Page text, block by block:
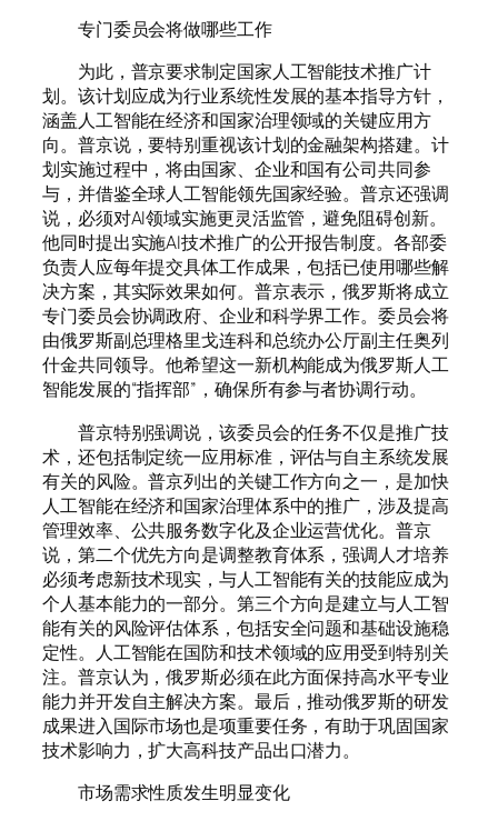
专门委员会将做哪些工作
为此，普京要求制定国家人工智能技术推广计
划。该计划应成为行业系统性发展的基本指导方针，
涵盖人工智能在经济和国家治理领域的关键应用方
向。普京说，要特别重视该计划的金融架构搭建。计
划实施过程中，将由国家、企业和国有公司共同参
与，并借鉴全球人工智能领先国家经验。普京还强调
说，必须对AI领域实施更灵活监管，避免阻碍创新。
他同时提出实施AI技术推广的公开报告制度。各部委
负责人应每年提交具体工作成果，包括已使用哪些解
决方案，其实际效果如何。普京表示，俄罗斯将成立
专门委员会协调政府、企业和科学界工作。委员会将
由俄罗斯副总理格里戈连科和总统办公厅副主任奥列
什金共同领导。他希望这一新机构能成为俄罗斯人工
智能发展的“指挥部”，确保所有参与者协调行动。
普京特别强调说，该委员会的任务不仅是推广技
术，还包括制定统一应用标准，评估与自主系统发展
有关的风险。普京列出的关键工作方向之一，是加快
人工智能在经济和国家治理体系中的推广，涉及提高
管理效率、公共服务数字化及企业运营优化。普京
说，第二个优先方向是调整教育体系，强调人才培养
必须考虑新技术现实，与人工智能有关的技能应成为
个人基本能力的一部分。第三个方向是建立与人工智
能有关的风险评估体系，包括安全问题和基础设施稳
定性。人工智能在国防和技术领域的应用受到特别关
注。普京认为，俄罗斯必须在此方面保持高水平专业
能力并开发自主解决方案。最后，推动俄罗斯的研发
成果进入国际市场也是项重要任务，有助于巩固国家
技术影响力，扩大高科技产品出口潜力。
市场需求性质发生明显变化